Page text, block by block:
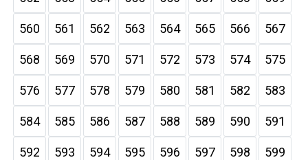
560 561 562 563 564 565 566 567
568 569 570 571 572 573 574 575
576 577 578 579 580 581 582 583
584 585 586 587 588 589 590 591
592 593 594 595 596 597 598 599